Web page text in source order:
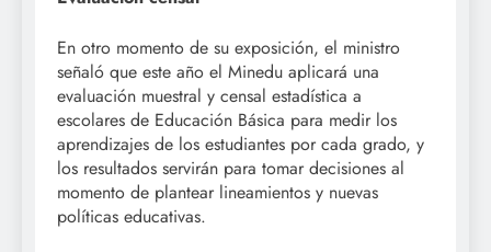
En otro momento de su exposición, el ministro
señaló que este año el Minedu aplicará una
evaluación muestral y censal estadística a
escolares de Educación Básica para medir los
aprendizajes de los estudiantes por cada grado, y
los resultados servirán para tomar decisiones al
momento de plantear lineamientos y nuevas
políticas educativas.